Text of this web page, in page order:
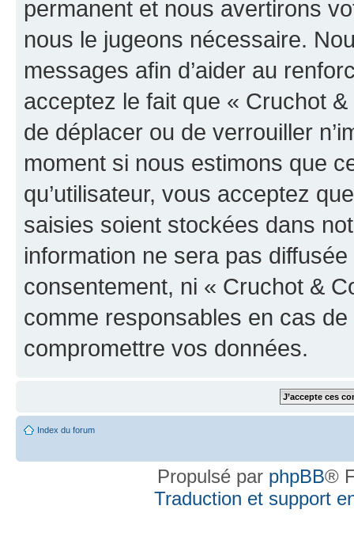
permanent et nous avertirons
nous le jugeons nécessaire.
messages afin d’aider au
acceptez le fait que « Cruchot
de déplacer ou de verrouiller
moment si nous estimons que
qu’utilisateur, vous acceptez
saisies soient stockées dans
information ne sera pas
consentement, ni « Cruchot &
comme responsables en cas
compromettre vos données.
Index du forum
Propulsé par phpBB®
Traduction et support